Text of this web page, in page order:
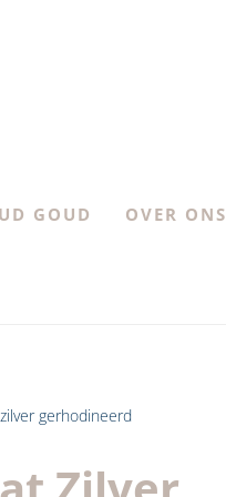
GOUD OVER ONS
gerhodineerd